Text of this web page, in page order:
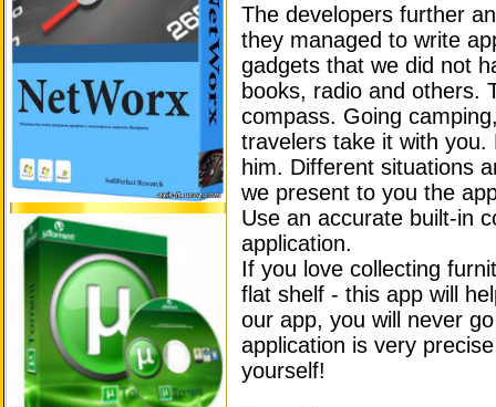
The developers further
they managed to write
gadgets that we did not
books, radio and others.
compass. Going
travelers take it with
him. Different situations
we present to you the
Use an accurate built-in
application.
If you love collecting
flat shelf - this app will
our app, you will never
application is very
yourself!